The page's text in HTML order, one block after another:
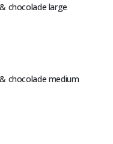
chocolade large
chocolade medium